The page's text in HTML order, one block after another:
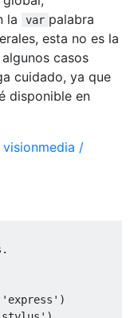
la
var palabra
esta no es la
casos
cuidado, ya que
disponible en
visionmedia /
'express' )